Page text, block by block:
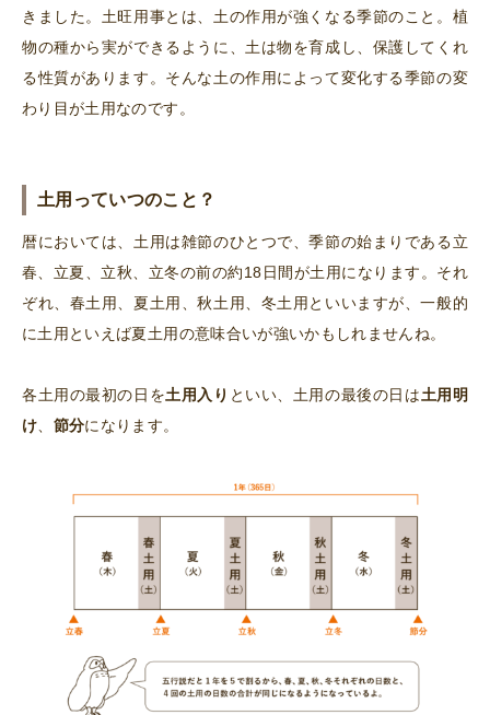
きました。土旺用事とは、土の作用が強くなる季節のこと。植
物の種から実ができるように、土は物を育成し、保護してくれ
る性質があります。そんな土の作用によって変化する季節の変
わり目が土用なのです。
土用っていつのこと？
暦においては、土用は雑節のひとつで、季節の始まりである立
春、立夏、立秋、立冬の前の約18日間が土用になります。それ
ぞれ、春土用、夏土用、秋土用、冬土用といいますが、一般的
に土用といえば夏土用の意味合いが強いかもしれませんね。
各土用の最初の日を土用入り といい、土用の最後の日は土用明
け
節分になります。